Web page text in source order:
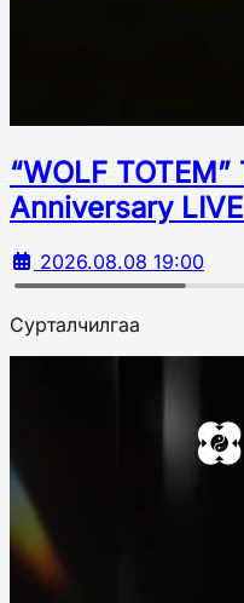
“WOLF
Аnniversary
2026.08.08 19:00
Сурталчилгаа